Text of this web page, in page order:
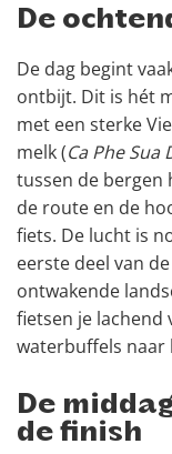
De
De dag begint
ontbijt. Dit is hét
met een sterke
melk (Ca Phe Sua
tussen de bergen
de route en de
fiets. De lucht is
eerste deel van
ontwakende
fietsen je lachend
waterbuffels naar
De
de finish